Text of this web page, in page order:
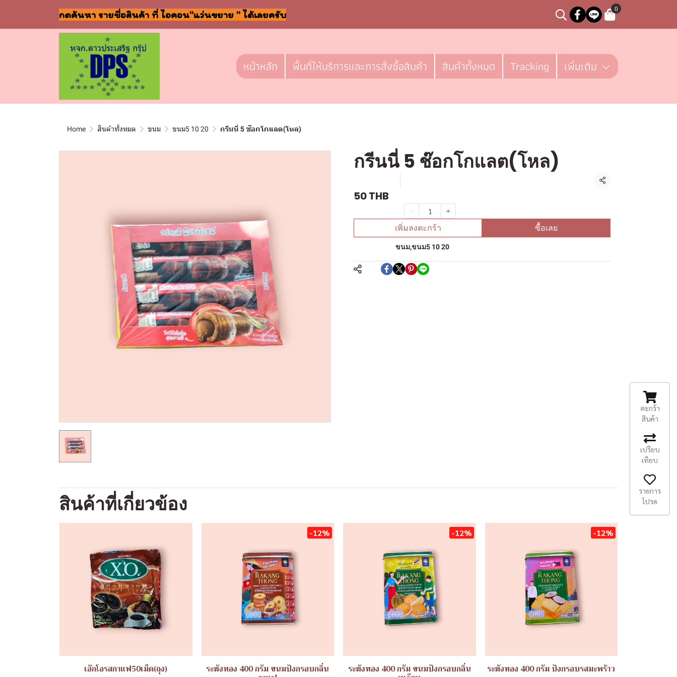
กดค้นหา รายชื่อสินค้า ที่ ไอคอน"แว่นขยาย " ได้เลยครับ
0
หน้าหลัก พื้นที่ให้บริการและการสั่งซื้อสินค้า สินค้าทั้งหมด Tracking เพิ่มเติม
Home สินค้าทั้งหมด ขนม ขนม5 10 20 กรีนนี่ 5 ช๊อกโกแลต(โหล)
กรีนนี่ 5 ช๊อกโกแลต(โหล)
แชร์
50 THB
เพิ่มลงตะกร้า ซื้อเลย
ขนม,ขนม5 10 20
สินค้าที่เกี่ยวข้อง
เอ๊กโอรสกาแฟ50เม็ด(ถุง)
-12%
ระฆังทอง 400 กรัม ขนมปังกรอบกลิ่น
-12%
ระฆังทอง 400 กรัม ขนมปังกรอบกลิ่น
-12%
ระฆังทอง 400 กรัม ปังกรอบรสมะพร้าว
ตะกร้า
สินค้า
เปรียบ
เทียบ
รายการ
โปรด